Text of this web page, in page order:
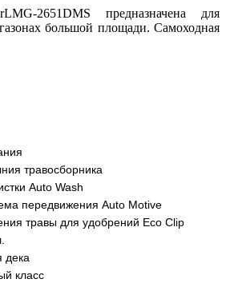
2651DMS предназначена для
большой площади. Самоходная
травосборника
Auto Wash
передвижения Auto Motive
травы для удобрений Eco Clip
дека
класс